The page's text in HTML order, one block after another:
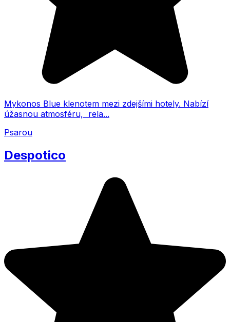
Mykonos Blue klenotem mezi zdejšími hotely. Nabízí
úžasnou atmosféru, rela...
Psarou
Despotico